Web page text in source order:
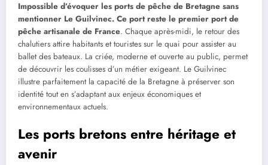
Impossible d’évoquer les ports de pêche de Bretagne sans
mentionner Le Guilvinec. Ce port reste le premier port de
pêche artisanale de France. Chaque après-midi, le retour des
chalutiers attire habitants et touristes sur le quai pour assister au
ballet des bateaux. La criée, moderne et ouverte au public, permet
de découvrir les coulisses d’un métier exigeant. Le Guilvinec
illustre parfaitement la capacité de la Bretagne à préserver son
identité tout en s’adaptant aux enjeux économiques et
environnementaux actuels.
Les ports bretons entre héritage et
avenir